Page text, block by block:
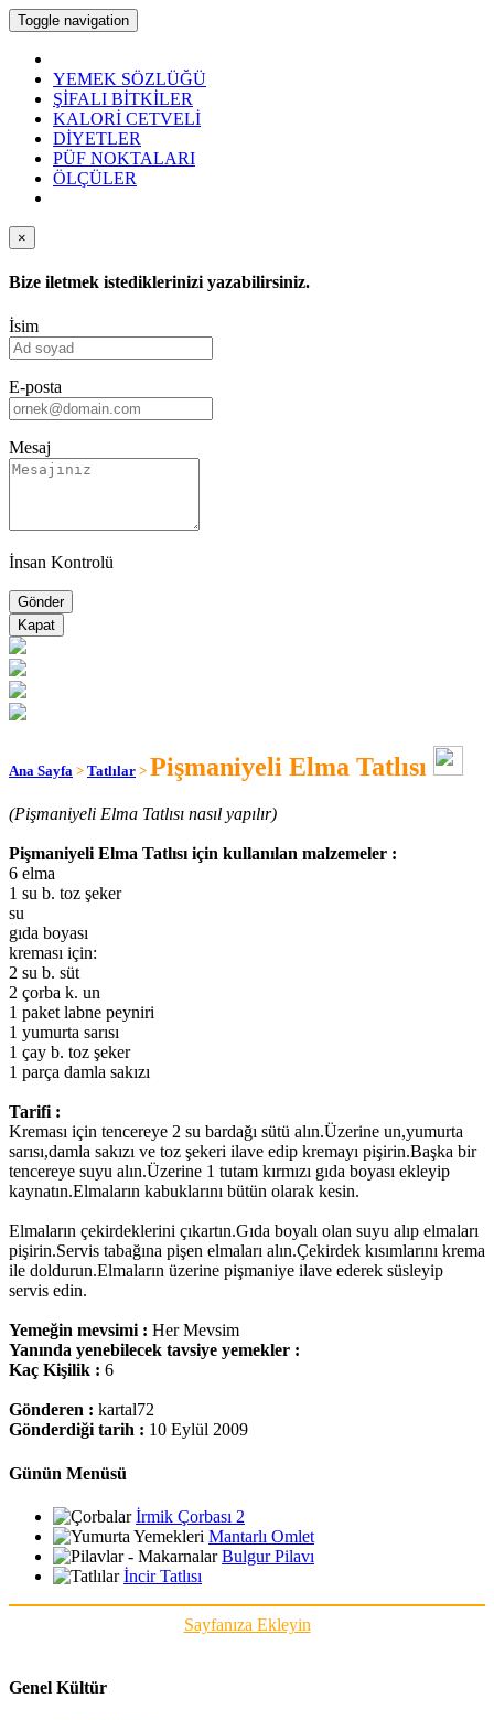
Toggle navigation
YEMEK SÖZLÜĞÜ
ŞİFALI BİTKİLER
KALORİ CETVELİ
DİYETLER
PÜF NOKTALARI
ÖLÇÜLER
×
Bize iletmek istediklerinizi yazabilirsiniz.
İsim
E-posta
Mesaj
İnsan Kontrolü
Kapat
Ana Sayfa > Tatlılar > Pişmaniyeli Elma Tatlısı
(Pişmaniyeli Elma Tatlısı nasıl yapılır)
Pişmaniyeli Elma Tatlısı için kullanılan malzemeler :
6 elma
1 su b. toz şeker
su
gıda boyası
kreması için:
2 su b. süt
2 çorba k. un
1 paket labne peyniri
1 yumurta sarısı
1 çay b. toz şeker
1 parça damla sakızı
Tarifi :
Kreması için tencereye 2 su bardağı sütü alın.Üzerine un,yumurta
sarısı,damla sakızı ve toz şekeri ilave edip kremayı pişirin.Başka bir
tencereye suyu alın.Üzerine 1 tutam kırmızı gıda boyası ekleyip
kaynatın.Elmaların kabuklarını bütün olarak kesin.
Elmaların çekirdeklerini çıkartın.Gıda boyalı olan suyu alıp elmaları
pişirin.Servis tabağına pişen elmaları alın.Çekirdek kısımlarını krema
ile doldurun.Elmaların üzerine pişmaniye ilave ederek süsleyip
servis edin.
Yemeğin mevsimi : Her Mevsim
Yanında yenebilecek tavsiye yemekler :
Kaç Kişilik : 6
Gönderen : kartal72
Gönderdiği tarih : 10 Eylül 2009
Günün Menüsü
İrmik Çorbası 2
Mantarlı Omlet
Bulgur Pilavı
İncir Tatlısı
Sayfanıza Ekleyin
Genel Kültür